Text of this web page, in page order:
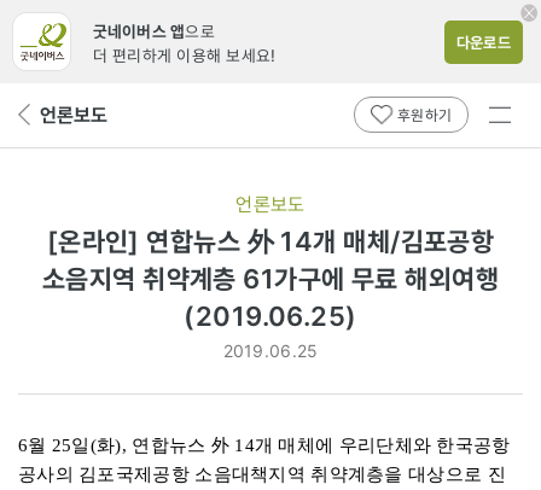
굿네이버스 앱으로
더 편리하게 이용해 보세요!
다운로드
뒤 언론보도 후원하기
전체
언론보도
[온라인] 연합뉴스 外 14개 매체/김포공항
소음지역 취약계층 61가구에 무료 해외여행
(2019.06.25)
2019.06.25
6월 25일(화), 연합뉴스 外 14개 매체에 우리단체와 한국공항
공사의 김포국제공항 소음대책지역 취약계층을 대상으로 진